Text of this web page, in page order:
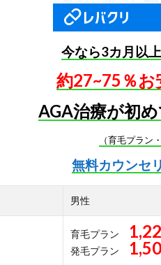
今なら3カ月以
約27~75％
AGA治療が初
（育毛プラン
無料カウンセ
男性
育毛プラン
発毛プラン